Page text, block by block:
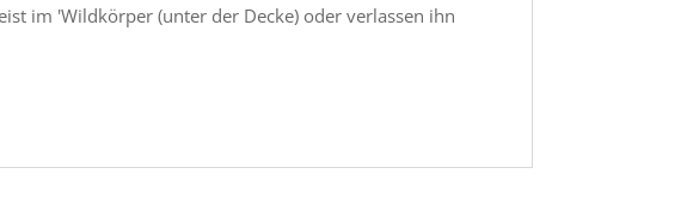
im 'Wildkörper (unter der Decke) oder verlassen ihn